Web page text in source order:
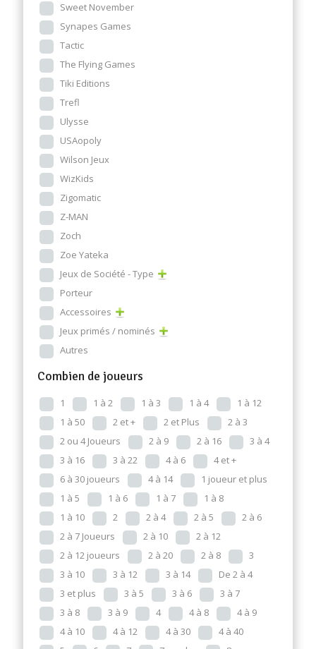
Sweet November
Synapes Games
Tactic
The Flying Games
Tiki Editions
Trefl
Ulysse
USAopoly
Wilson Jeux
WizKids
Zigomatic
Z-MAN
Zoch
Zoe Yateka
Jeux de Société - Type
Porteur
Accessoires
Jeux primés / nominés
Autres
Combien de joueurs
1 1 à 2 1 à 3 1 à 4
1 à 12
1 à 50
2 et + 2 et Plus
2 à 3
2 ou 4 Joueurs
2 à 9 2 à 16
3 à 4
3 à 16
3 à 22 4 à 6
4 et +
6 à 30 joueurs
4 à 14
1 joueur et plus
1 à 5
1 à 6 1 à 7
1 à 8
1 à 10
2 2 à 4 2 à 5
2 à 6
2 à 7 Joueurs
2 à 10
2 à 12
2 à 12 joueurs
2 à 20 2 à 8
3
3 à 10
3 à 12 3 à 14
De 2 à 4
3 et plus
3 à 5 3 à 6
3 à 7
3 à 8
3 à 9 4 4 à 8
4 à 9
4 à 10
4 à 12 4 à 30
4 à 40